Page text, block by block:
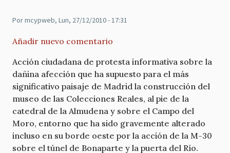
Pormcypweb, Lun, 27/12/2010 - 17:31
Añadir nuevo comentario
Acción ciudadana de protesta informativa sobre la
dañina afección que ha supuesto para el más
significativo paisaje de Madrid la construcción del
museo de las Colecciones Reales, al pie de la
catedral de la Almudena y sobre el Campo del
Moro, entorno que ha sido gravemente alterado
incluso en su borde oeste por la acción de la M-30
sobre el túnel de Bonaparte y la puerta del Río.